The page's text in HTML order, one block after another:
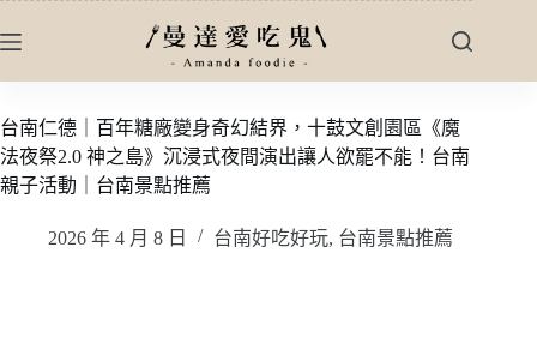
至
內
容
台南仁德｜百年糖廠變身奇幻結界，十鼓文創園區《魔
法夜祭2.0 神之島》沉浸式夜間演出讓人欲罷不能！台南
親子活動｜台南景點推薦
2026 年 4 月 8 日 台南好吃好玩, 台南景點推薦